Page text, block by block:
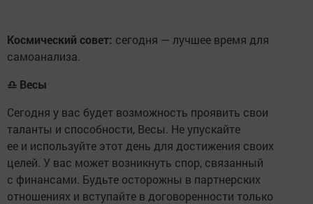
Космический совет: сегодня — лучшее время для
самоанализа.
♎ Весы
Сегодня у вас будет возможность проявить свои
таланты и способности, Весы. Не упускайте
ее и используйте этот день для достижения своих
целей. У вас может возникнуть спор, связанный
с финансами. Будьте осторожны в партнерских
отношениях и вступайте в договоренности только